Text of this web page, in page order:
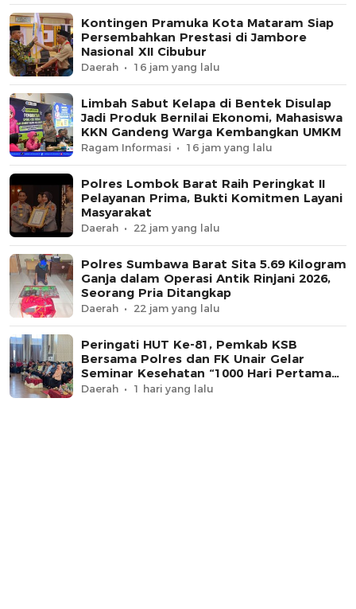
Kontingen Pramuka Kota Mataram Siap
Persembahkan Prestasi di Jambore
Nasional XII Cibubur
Daerah 16 jam yang lalu
Limbah Sabut Kelapa di Bentek Disulap
Jadi Produk Bernilai Ekonomi, Mahasiswa
KKN Gandeng Warga Kembangkan UMKM
Ragam Informasi 16 jam yang lalu
Polres Lombok Barat Raih Peringkat II
Pelayanan Prima, Bukti Komitmen Layani
Masyarakat
Daerah 22 jam yang lalu
Polres Sumbawa Barat Sita 5.69 Kilogram
Ganja dalam Operasi Antik Rinjani 2026,
Seorang Pria Ditangkap
Daerah 22 jam yang lalu
Peringati HUT Ke-81, Pemkab KSB
Bersama Polres dan FK Unair Gelar
Seminar Kesehatan “1000 Hari Pertama
Kehidupan”
Daerah 1 hari yang lalu